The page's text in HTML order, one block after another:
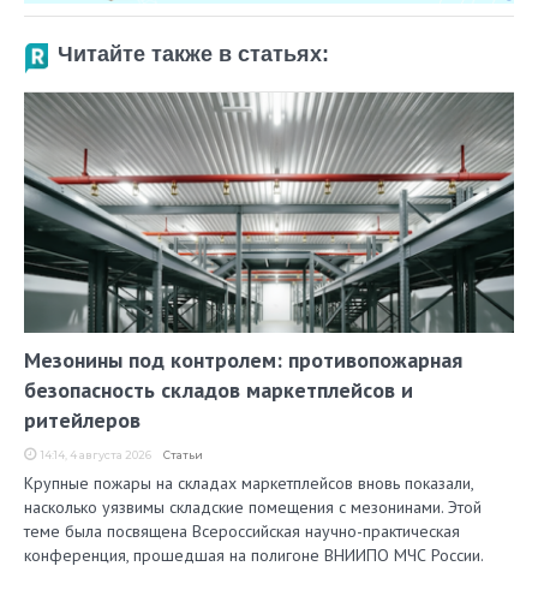
Читайте также в статьях:
Мезонины под контролем: противопожарная
безопасность складов маркетплейсов и
ритейлеров
14:14, 4 августа 2026 Статьи
Крупные пожары на складах маркетплейсов вновь показали,
насколько уязвимы складские помещения с мезонинами. Этой
теме была посвящена Всероссийская научно-практическая
конференция, прошедшая на полигоне ВНИИПО МЧС России.